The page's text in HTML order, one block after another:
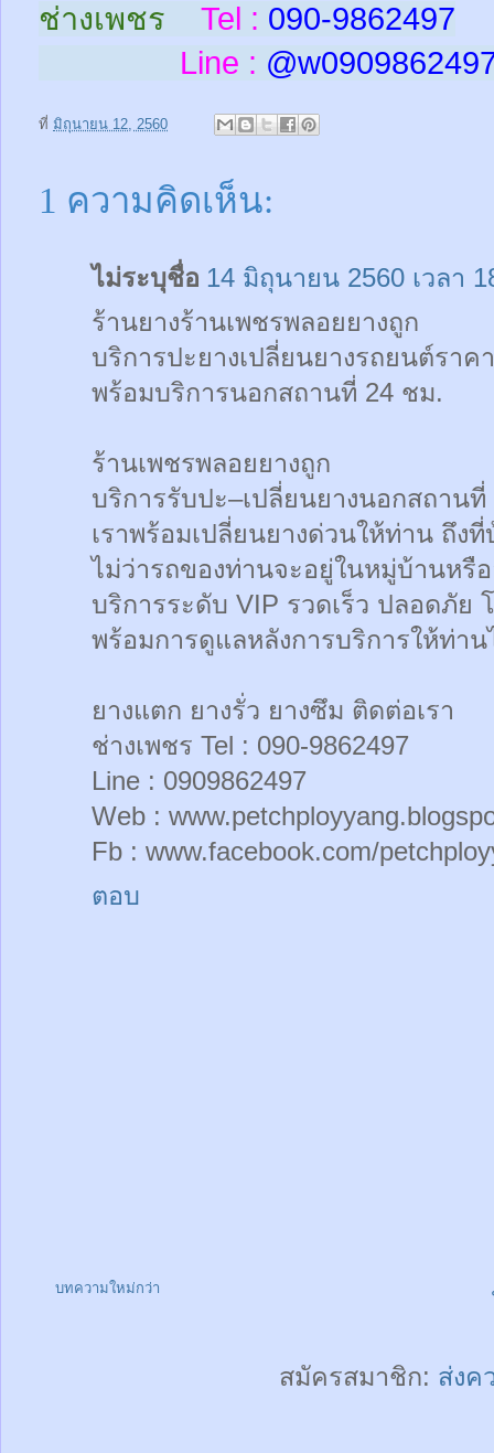
ช่างเพชร Tel : 090-9862497
Line : @w
ที่ มิถุนายน 12, 2560
1 ความคิดเห็น:
ไม่ระบุชื่อ 14 มิถุนายน 2560 เวลา
ร้านยางร้านเพชรพลอยยางถูก
บริการปะยางเปลี่ยนยางรถยนต์ราค
พร้อมบริการนอกสถานที่ 24 ชม.
ร้านเพชรพลอยยางถูก
บริการรับปะ–เปลี่ยนยางนอกสถาน
เราพร้อมเปลี่ยนยางด่วนให้ท่าน ถึง
ไม่ว่ารถของท่านจะอยู่ในหมู่บ้านหรื
บริการระดับ VIP รวดเร็ว ปลอดภัย
พร้อมการดูแลหลังการบริการให้ท่าน
ยางแตก ยางรั่ว ยางซึม ติดต่อเรา
ช่างเพชร Tel : 090-9862497
Line : 0909862497
Web :
Fb : www.facebook.com/
ตอบ
บทความใหม่กว่า
สมัครสมาชิก: ส่งค